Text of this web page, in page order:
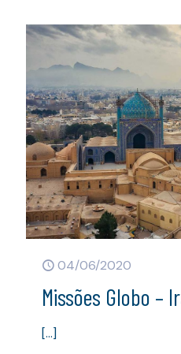
04/06/2020
Missões Globo –
[…]